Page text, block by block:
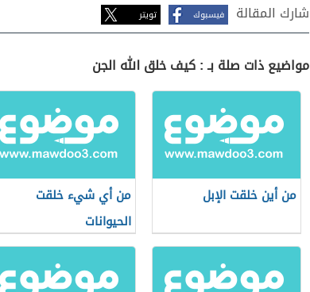
شارك المقالة فيسبوك تويتر
مواضيع ذات صلة بـ : كيف خلق الله الجن
من أين خلقت الإبل
من أي شيء خلقت
الحيوانات